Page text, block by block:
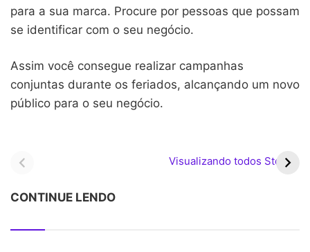
para a sua marca. Procure por pessoas que possam
se identificar com o seu negócio.
Assim você consegue realizar campanhas
conjuntas durante os feriados, alcançando um novo
público para o seu negócio.
Visualizando todos Stories
PIS/Pasep iniciam em
fevereiro com novas
valor médio superior a R$
CONTINUE LENDO